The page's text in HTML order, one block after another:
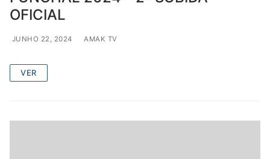
OFICIAL
JUNHO 22, 2024 AMAK TV
VER